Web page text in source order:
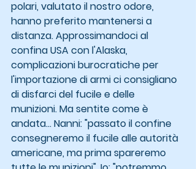
polari, valutato il nostro odore,
hanno preferito mantenersi a
distanza. Approssimandoci al
confina USA con l'Alaska,
complicazioni burocratiche per
l'importazione di armi ci consigliano
di disfarci del fucile e delle
munizioni. Ma sentite come è
andata... Nanni: "passato il confine
consegneremo il fucile alle autorità
americane, ma prima spareremo